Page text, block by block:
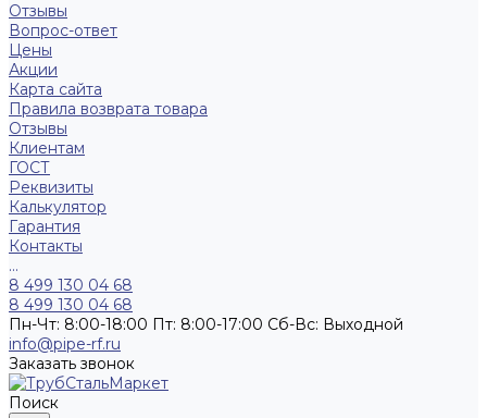
Отзывы
Вопрос-ответ
Цены
Акции
Карта сайта
Правила возврата товара
Отзывы
Клиентам
ГОСТ
Реквизиты
Калькулятор
Гарантия
Контакты
...
8 499 130 04 68
8 499 130 04 68
Пн-Чт: 8:00-18:00 Пт: 8:00-17:00 Сб-Вс: Выходной
info@pipe-rf.ru
Заказать звонок
Поиск